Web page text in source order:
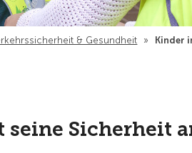
& Gesundheit » Kinder
Sicherheit